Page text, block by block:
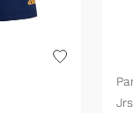
Jrs